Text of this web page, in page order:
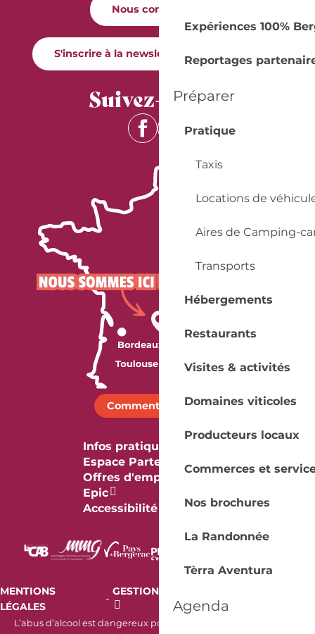
Expériences 100%
Reportages
Préparer
Pratique
Taxis
Locations de
Aires de Camping-
Transports
Hébergements
Restaurants
Visites & activités
Domaines viticoles
Producteurs locaux
Commerces et
Nos brochures
La Randonnée
Tèrra Aventura
Agenda
Nous contacter
S'inscrire à la newsletter Quai Cyrano
Suivez-nous !
Comment venir ?
Infos pratiques
Espace Partenaires
Offres d'emploi & stage
Epic
Accessibilité
MENTIONS
LÉGALES
-
GESTION DES COOKIES
L’abus d’alcool est dangereux pour la santé. À consommer avec